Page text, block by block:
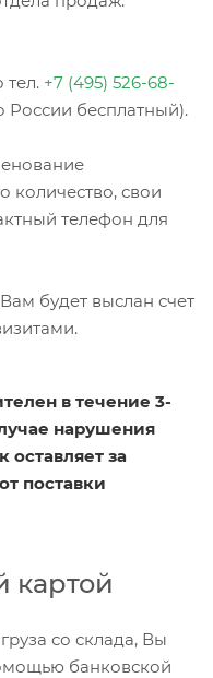
тел. +7 (495) 526-68-
России бесплатный).
количество, свои
телефон для
будет выслан счет
в течение 3-
нарушения
оставляет за
поставки
картой
со склада, Вы
банковской